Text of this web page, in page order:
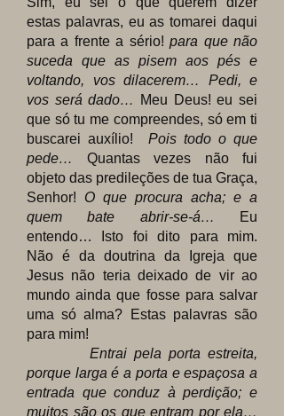
estas palavras, eu as tomarei daqui
para a frente a sério!para que não
suceda que as pisem aos pés e
voltando, vos dilacerem… Pedi, e
vos será dado…
Meu Deus! eu sei
que só tu me compreendes, só em ti
buscarei auxílio!
Pois todo o que
pede…
Quantas vezes não fui
objeto das predileções de tua Graça,
Senhor! O que procura acha; e a
quem bate abrir-se-á…
Eu
entendo… Isto foi dito para mim.
Não é da doutrina da Igreja que
Jesus não teria deixado de vir ao
mundo ainda que fosse para salvar
uma só alma? Estas palavras são
para mim!
Entrai pela porta estreita,
porque larga é a porta e espaçosa a
entrada que conduz à perdição; e
muitos são os que entram por ela…